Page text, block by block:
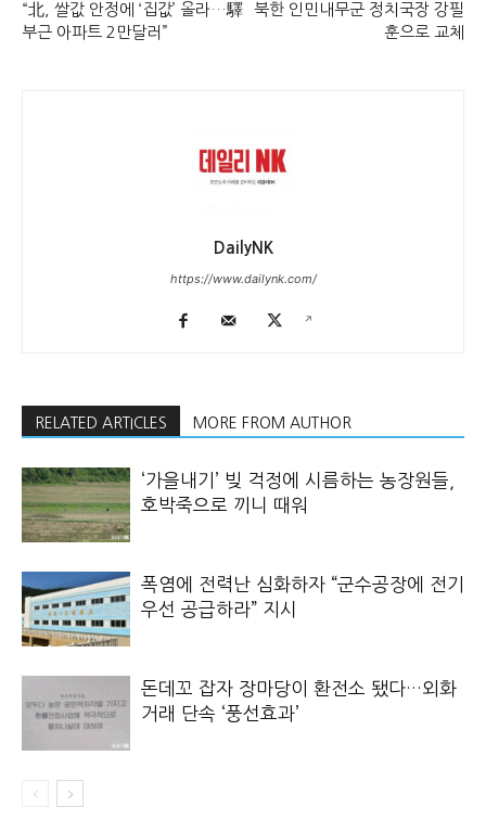
“北, 쌀값 안정에 ‘집값’ 올라…驛
부근 아파트 2만달러”
북한 인민내무군 정치국장 강필
훈으로 교체
DailyNK
https://www.dailynk.com/
RELATED ARTICLES MORE FROM AUTHOR
‘가을내기’ 빚 걱정에 시름하는 농장원들,
호박죽으로 끼니 때워
폭염에 전력난 심화하자 “군수공장에 전기
우선 공급하라” 지시
돈데꼬 잡자 장마당이 환전소 됐다…외화
거래 단속 ‘풍선효과’